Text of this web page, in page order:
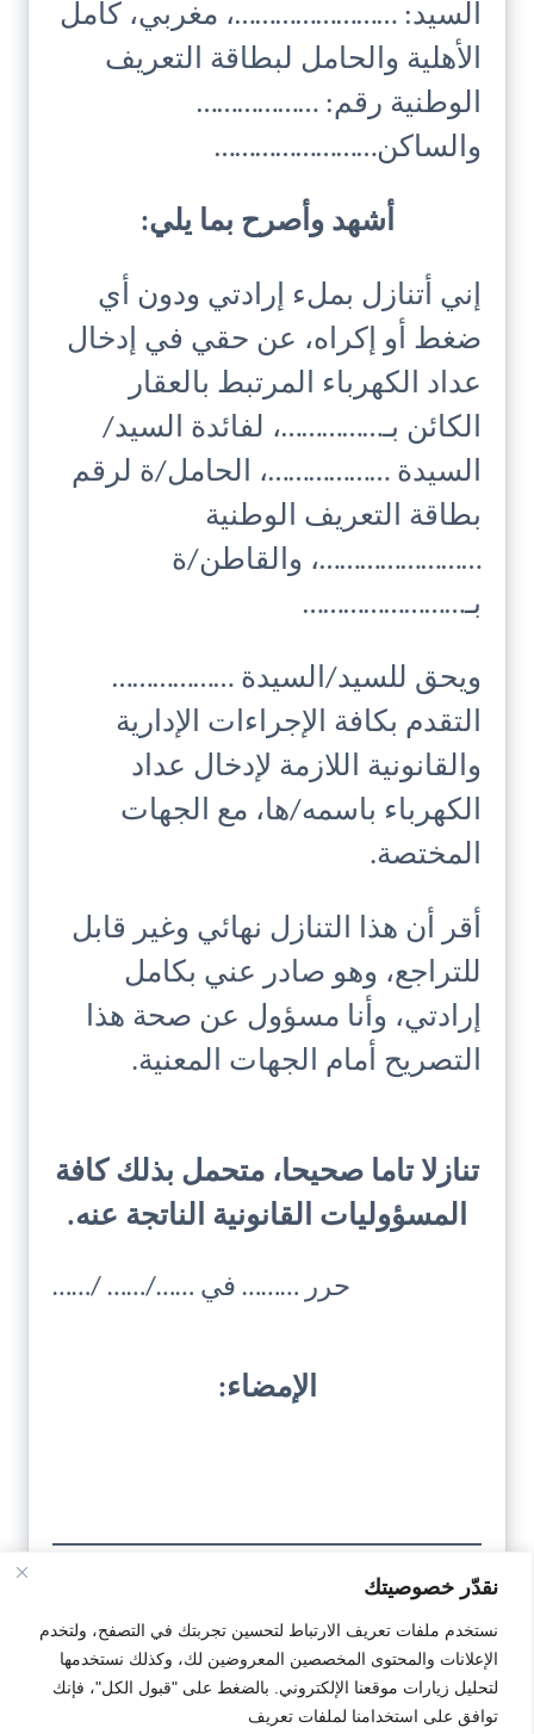
نقدّر خصوصيتك
نستخدم ملفات تعريف الارتباط لتحسين تجربتك في التصفح، ولتخدم
الإعلانات والمحتوى المخصصين المعروضين لك، وكذلك نستخدمها
لتحليل زيارات موقعنا الإلكتروني. بالضغط على "قبول الكل"، فإنك
توافق على استخدامنا لملفات تعريف
السيد: ……………………، مغربي، كامل
الأهلية والحامل لبطاقة التعريف
الوطنية رقم: ………………
والساكن……………………
أشهد وأصرح بما يلي:
إني أتنازل بملء إرادتي ودون أي
ضغط أو إكراه، عن حقي في إدخال
عداد الكهرباء المرتبط بالعقار
الكائن بـ……………، لفائدة السيد/
السيدة ………………، الحامل/ة لرقم
بطاقة التعريف الوطنية
……………………، والقاطن/ة
بـ……………………
ويحق للسيد/السيدة ………………
التقدم بكافة الإجراءات الإدارية
والقانونية اللازمة لإدخال عداد
الكهرباء باسمه/ها، مع الجهات
المختصة.
أقر أن هذا التنازل نهائي وغير قابل
للتراجع، وهو صادر عني بكامل
إرادتي، وأنا مسؤول عن صحة هذا
التصريح أمام الجهات المعنية.
تنازلا تاما صحيحا، متحمل بذلك كافة
المسؤوليات القانونية الناتجة عنه.
حرر ……… في ……/…… /……
الإمضاء:
تحميل
النمودج